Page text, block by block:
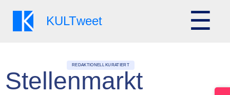
KULTweet ☰
REDAKTIONELL KURATIERT
Stellenmarkt